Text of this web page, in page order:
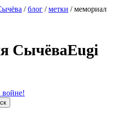
/блог /метки / мемориал
СычёваEugi
войне!